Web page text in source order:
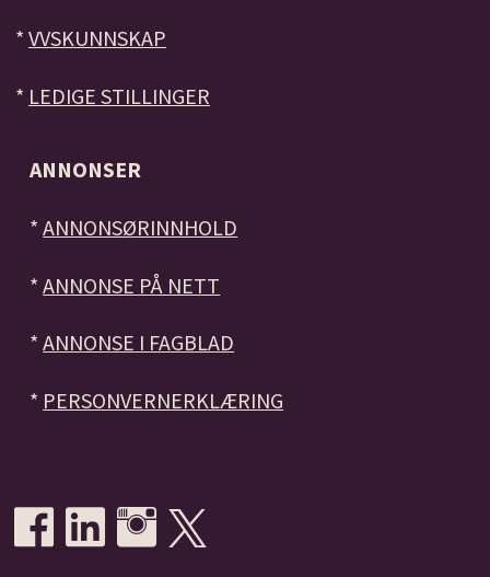
* VVSKUNNSKAP
* LEDIGE STILLINGER
ANNONSER
*ANNONSØRINNHOLD
*ANNONSE PÅ NETT
*ANNONSE I FAGBLAD
* PERSONVERNERKLÆRING